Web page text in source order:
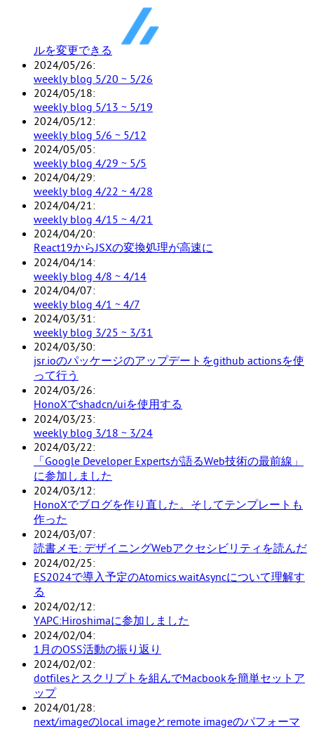
ルを変更できる
2024/05/26
weekly blog 5/20 ~ 5/26
2024/05/18
weekly blog 5/13 ~ 5/19
2024/05/12
weekly blog 5/6 ~ 5/12
2024/05/05
weekly blog 4/29 ~ 5/5
2024/04/29
weekly blog 4/22 ~ 4/28
2024/04/21
weekly blog 4/15 ~ 4/21
2024/04/20
React19からJSXの変換処理が高速に
2024/04/14
weekly blog 4/8 ~ 4/14
2024/04/07
weekly blog 4/1 ~ 4/7
2024/03/31
weekly blog 3/25 ~ 3/31
2024/03/30
jsr.ioのパッケージのアップデートをgithub actionsを使
って行う
2024/03/26
HonoXでshadcn/uiを使用する
2024/03/23
weekly blog 3/18 ~ 3/24
2024/03/22
「Google Developer Expertsが語るWeb技術の最前線」
に参加しました
2024/03/12
HonoXでブログを作り直した。そしてテンプレートも
作った
2024/03/07
読書メモ: デザイニングWebアクセシビリティを読んだ
2024/02/25
ES2024で導入予定のAtomics.waitAsyncについて理解す
る
2024/02/12
YAPC:Hiroshimaに参加しました
2024/02/04
1月のOSS活動の振り返り
2024/02/02
dotfilesとスクリプトを組んでMacbookを簡単セットア
ップ
2024/01/28
next/imageのlocal imageとremote imageのパフォーマ